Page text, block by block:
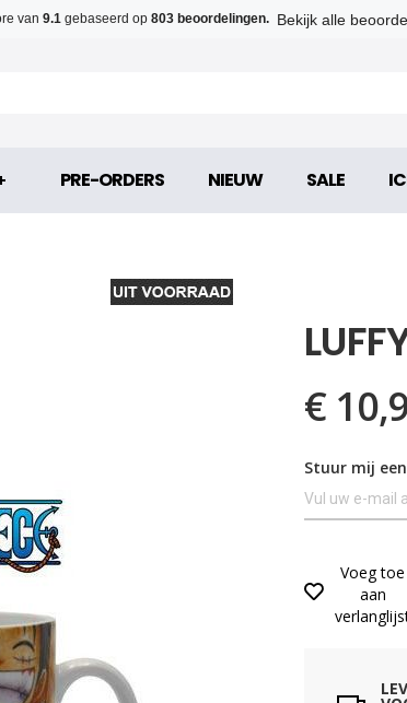
van 9.1 gebaseerd op 803 beoordelingen. Bekijk alle
PRE-ORDERS NIEUW SALE
€
Stuur mij
Voeg toe
aan